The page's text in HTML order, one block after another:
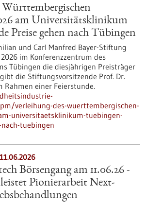
Württembergischen
am Universitätsklinikum
Preise gehen nach Tübingen
und Carl Manfred Bayer-Stiftung
im Konferenzzentrum des
Tübingen die diesjährigen Preisträger
die Stiftungsvorsitzende Prof. Dr.
Rahmen einer Feierstunde.
verleihung-des-wuerttembergischen-
universitaetsklinikum-tuebingen-
tuebingen
Börsengang am 11.06.26 -
Pionierarbeit Next-